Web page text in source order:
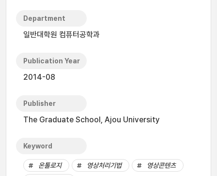
Department
일반대학원 컴퓨터공학과
Publication Year
2014-08
Publisher
The Graduate School, Ajou University
Keyword
온톨로지 영상처리기법
영상콘텐츠